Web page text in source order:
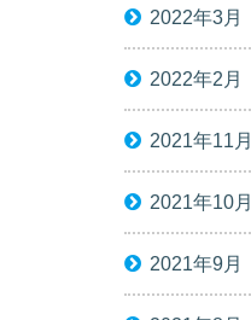
2022年3月
2022年2月
2021年11月
2021年10月
2021年9月